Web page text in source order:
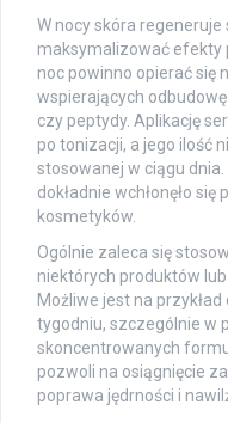
W nocy skóra
maksymalizować efekty
noc powinno opierać się
wspierających
czy peptydy. Aplikację
po tonizacji, a jego ilość
stosowanej w ciągu
dokładnie wchłonęło
kosmetyków.
Ogólnie zaleca się
niektórych produktów
Możliwe jest na
tygodniu, szczególnie w
skoncentrowanych
pozwoli na osiągnięcie
poprawa jędrności i